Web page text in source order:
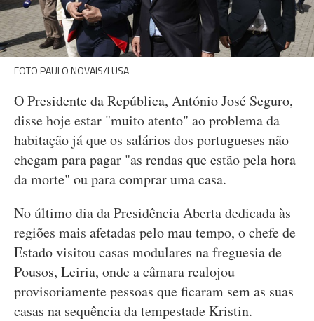
FOTO PAULO NOVAIS/LUSA
O Presidente da República, António José Seguro,
disse hoje estar "muito atento" ao problema da
habitação já que os salários dos portugueses não
chegam para pagar "as rendas que estão pela hora
da morte" ou para comprar uma casa.
No último dia da Presidência Aberta dedicada às
regiões mais afetadas pelo mau tempo, o chefe de
Estado visitou casas modulares na freguesia de
Pousos, Leiria, onde a câmara realojou
provisoriamente pessoas que ficaram sem as suas
casas na sequência da tempestade Kristin.